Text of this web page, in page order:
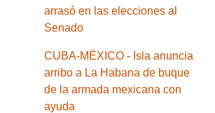
arrasó en las elecciones al
Senado
CUBA-MÉXICO - Isla anuncia
arribo a La Habana de buque
de la armada mexicana con
ayuda